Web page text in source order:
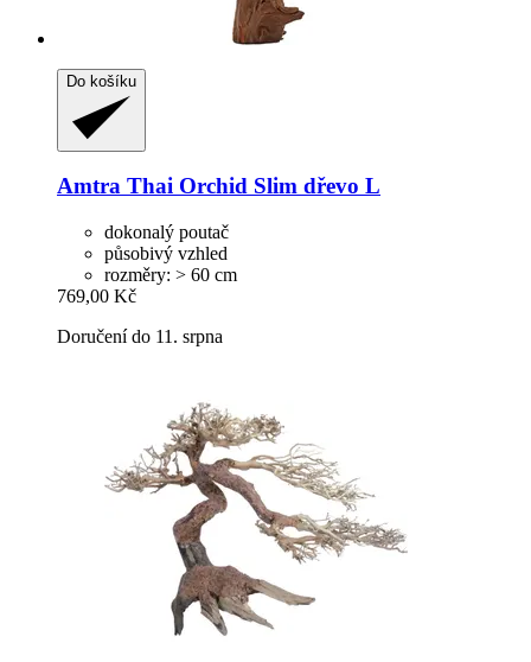
Do košíku
Amtra Thai Orchid Slim dřevo L
dokonalý poutač
působivý vzhled
rozměry: > 60 cm
769,00 Kč
Doručení do 11. srpna